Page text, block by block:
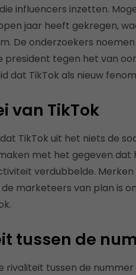
influencers inzetten.
jaar heeft gekregen,
De onderzoekers
president tegen het van
dat TikTok als nieuw
van TikTok
TikTok uit het niets de
met het gegeven
verdubbelde.
marketeers van plan is
tussen de
rivaliteit tussen de